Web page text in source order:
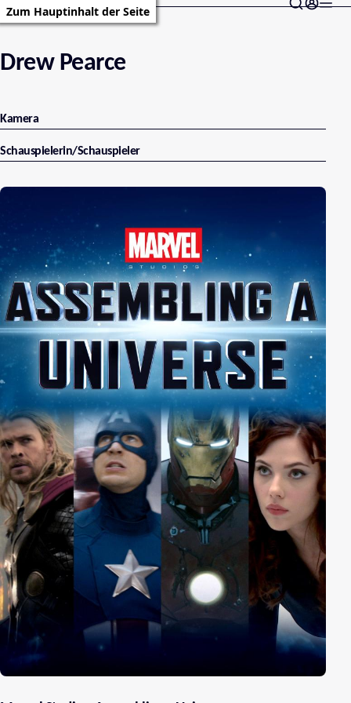
Zum Hauptinhalt der Seite
Drew Pearce
Kamera
Schauspielerin/Schauspieler